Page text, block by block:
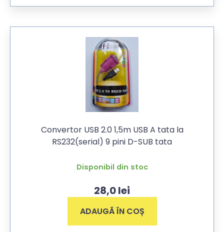
Convertor USB 2.0 1,5m USB A tata la
RS232(serial) 9 pini D-SUB tata
Disponibil din stoc
28,0lei
ADAUGĂ ÎN COȘ